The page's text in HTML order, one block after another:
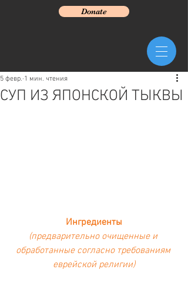
Donate
СУП ИЗ ЯПОНСКОЙ ТЫКВЫ
5 февр. 1 мин. чтения
Ингредиенты
(предварительно очищенные и
обработанные согласно требованиям
еврейской религии)